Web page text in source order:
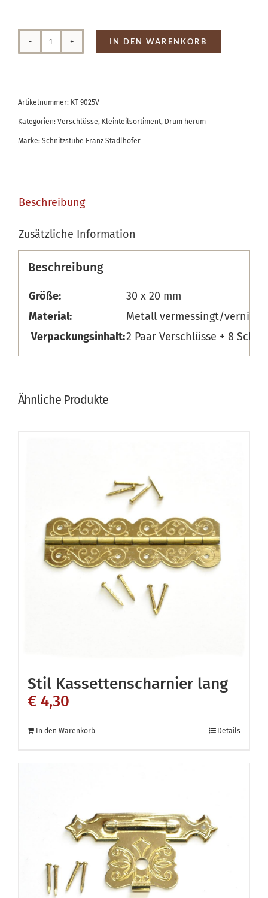
Schnappverschluss
IN DEN WARENKORB
Artikelnummer: KT 9025V
Kategorien: Verschlüsse, Kleinteilsortiment, Drum herum
Marke: Schnitzstube Franz Stadlhofer
Beschreibung
Zusätzliche Information
Beschreibung
Größe:
30 x 20 mm
Material:
Metall vermessingt/
Verpackungsinhalt:2 Paar Verschlüsse + 8
Ähnliche Produkte
Stil Kassettenscharnier lang
€ 4,30
In den Warenkorb Details